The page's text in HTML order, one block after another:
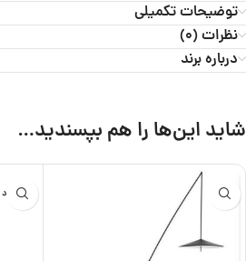
توضیحات تکمیلی
نظرات (0)
درباره برند
شاید این‌ها را هم بپسندید…
ناموجود